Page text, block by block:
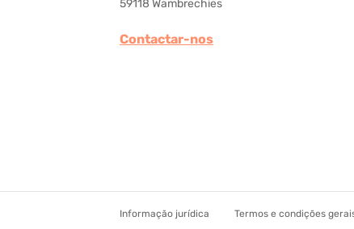
59118 Wambrechies
Contactar-nos
Informação jurídica Termos e condições